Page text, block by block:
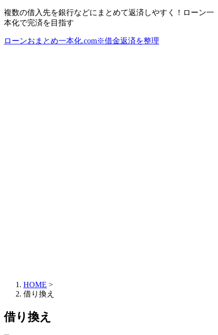
複数の借入先を銀行などにまとめて返済しやすく！ローン一
本化で完済を目指す
ローンおまとめ一本化.com※借金返済を整理
HOME >
借り換え
借り換え